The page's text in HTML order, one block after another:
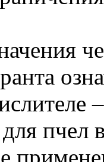
пчел